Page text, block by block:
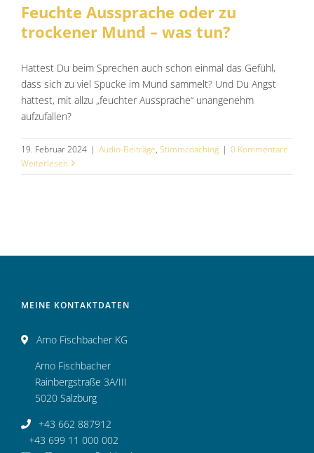
Feuchte Aussprache oder zu
trockener Mund – was tun?
Hattest Du beim Sprechen auch schon einmal das Gefühl,
dass sich zu viel Spucke im Mund sammelt? Und Du Angst
hattest, mit allzu „feuchter Aussprache“ unangenehm
aufzufallen?
19. Februar 2024 | Audio-Beiträge, Stimmcoaching | 0 Kommentare
Weiterlesen
MEINE KONTAKTDATEN
Arno Fischbacher KG
Arno Fischbacher
Rainbergstraße 3A/III
5020 Salzburg
+43 662 887912
+43 699 11 000 002